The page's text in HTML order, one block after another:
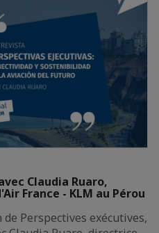
Claudia Ruaro,
France - KLM au Pérou
Perspectives exécutives,